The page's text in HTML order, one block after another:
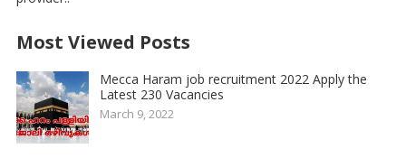
Most Viewed Posts
Mecca Haram job recruitment 2022 Apply the
Latest 230 Vacancies
March 9, 2022